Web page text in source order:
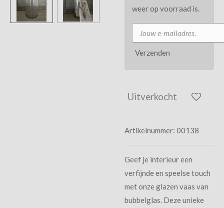
weer op voorraad is.
Verzenden
Uitverkocht
Artikelnummer: 00138
Geef je interieur een
verfijnde en speelse touch
met onze glazen vaas van
bubbelglas. Deze unieke